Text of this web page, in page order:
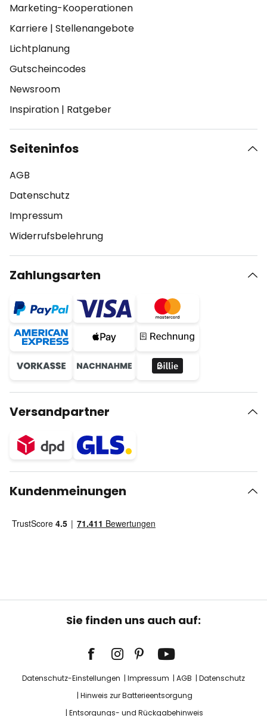
Marketing-Kooperationen
Karriere | Stellenangebote
Lichtplanung
Gutscheincodes
Newsroom
Inspiration | Ratgeber
Seiteninfos
AGB
Datenschutz
Impressum
Widerrufsbelehrung
Zahlungsarten
Versandpartner
Kundenmeinungen
Sie finden uns auch auf:
Datenschutz-Einstellungen Impressum AGB
Datenschutz
Hinweis zur Batterieentsorgung
Entsorgungs- und Rückgabehinweis